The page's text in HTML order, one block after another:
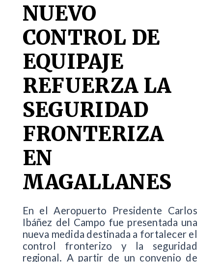
NUEVO
CONTROL DE
EQUIPAJE
REFUERZA LA
SEGURIDAD
FRONTERIZA
EN
MAGALLANES
En el Aeropuerto Presidente Carlos
Ibáñez del Campo fue presentada una
nueva medida destinada a fortalecer el
control fronterizo y la seguridad
regional. A partir de un convenio de